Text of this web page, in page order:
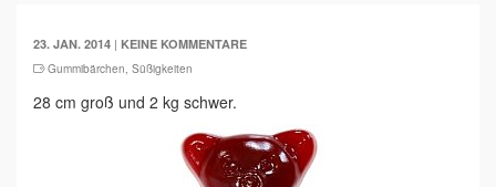
23. JAN. 2014 | KEINE KOMMENTARE
Gummibärchen, Süßigkeiten
28 cm groß und 2 kg schwer.